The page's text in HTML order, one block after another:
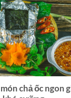
chả ốc ngon